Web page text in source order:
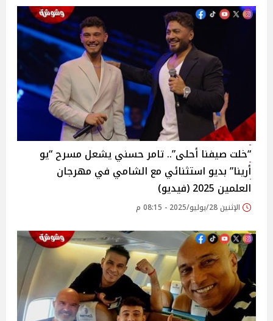
“خلت صيفنا أحلى”.. تامر حسني يشعل مسرح “يو
أرينا” بديو استثنائي مع الشامي في مهرجان
العلمين 2025 (فيديو)‎
الإثنين 28/يوليو/2025 - 08:15 م